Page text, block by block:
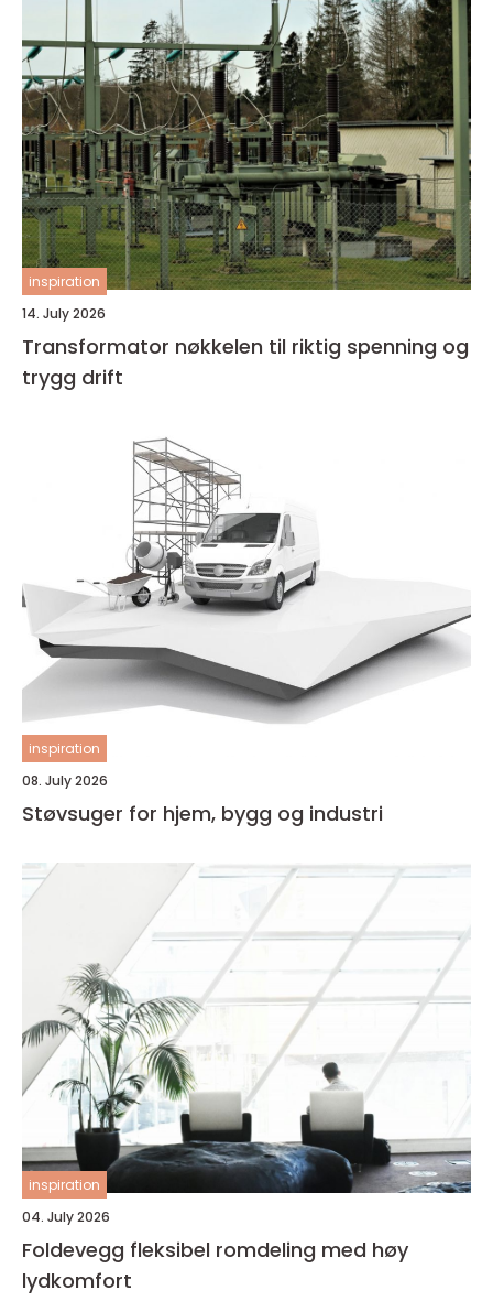
inspiration
14. July 2026
Transformator nøkkelen til riktig spenning og
trygg drift
inspiration
08. July 2026
Støvsuger for hjem, bygg og industri
inspiration
04. July 2026
Foldevegg fleksibel romdeling med høy
lydkomfort